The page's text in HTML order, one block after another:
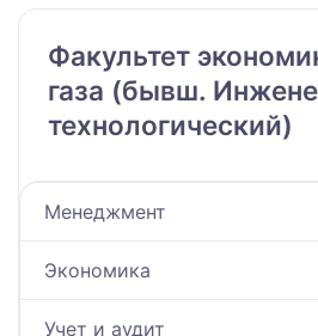
Факультет
газа (бывш.
технологический)
Менеджмент
Экономика
Учет и аудит